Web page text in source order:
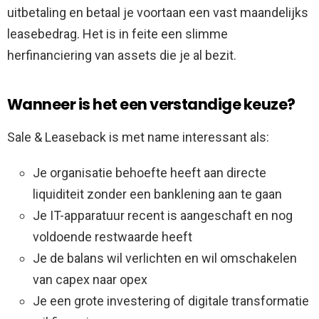
uitbetaling en betaal je voortaan een vast maandelijks
leasebedrag. Het is in feite een slimme
herfinanciering van assets die je al bezit.
Wanneer is het een verstandige keuze?
Sale & Leaseback is met name interessant als:
Je organisatie behoefte heeft aan directe
liquiditeit zonder een banklening aan te gaan
Je IT-apparatuur recent is aangeschaft en nog
voldoende restwaarde heeft
Je de balans wil verlichten en wil omschakelen
van capex naar opex
Je een grote investering of digitale transformatie